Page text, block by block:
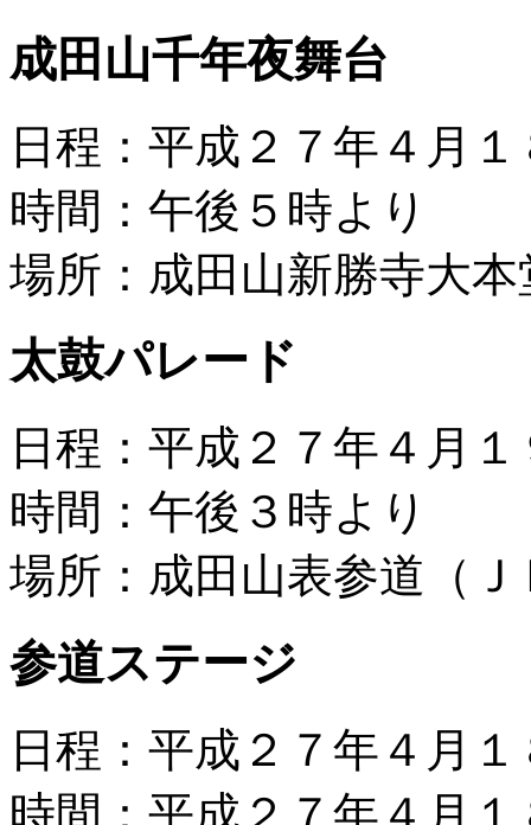
成田山千年夜舞台
日程：平成２７年４月
時間：午後５時より
場所：成田山新勝寺大本
太鼓パレード
日程：平成２７年４月
時間：午後３時より
場所：成田山表参道（
参道ステージ
日程：平成２７年４月
時間：平成２７年４月